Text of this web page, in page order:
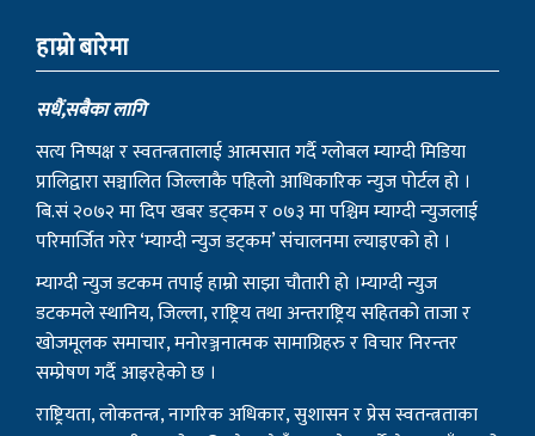
प्रालिद्वारा सञ्चालित जिल्लाकै पहिलो आधिकारिक न्युज पोर्टल हो ।
बि.सं २०७२ मा दिप खबर डट्कम र ०७३ मा पश्चिम म्याग्दी न्युजलाई
म्याग्दी न्युज डटकम तपाई हाम्रो साझा चौतारी हो ।म्याग्दी न्युज
डटकमले स्थानिय, जिल्ला, राष्ट्रिय तथा अन्तराष्ट्रिय सहितको ताजा र
खोजमूलक समाचार, मनोरञ्जनात्मक सामाग्रिहरु र विचार निरन्तर
सम्प्रेषण गर्दै आइरहेको छ ।
राष्ट्रियता, लोकतन्त्र, नागरिक अधिकार, सुशासन र प्रेस स्वतन्त्रताका
सवालमा म्याग्दी न्युजले कहिल्यै कसैसँग सम्झौता गर्ने छैन । यहाँहरुको
समाचार, सूचना र विचार हामीलाई सम्प्रेषण गरी समाजलाई रुपान्तरण
गर्ने हाम्रो आभियानको हिस्सा बन्न सबैमा हार्दिक आग्रह गर्दछौं ।
हाम्रो टिम